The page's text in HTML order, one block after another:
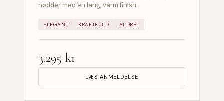
nødder med en lang, varm finish.
ELEGANT KRAFTFULD ALDRET
3.295 kr
LÆS ANMELDELSE